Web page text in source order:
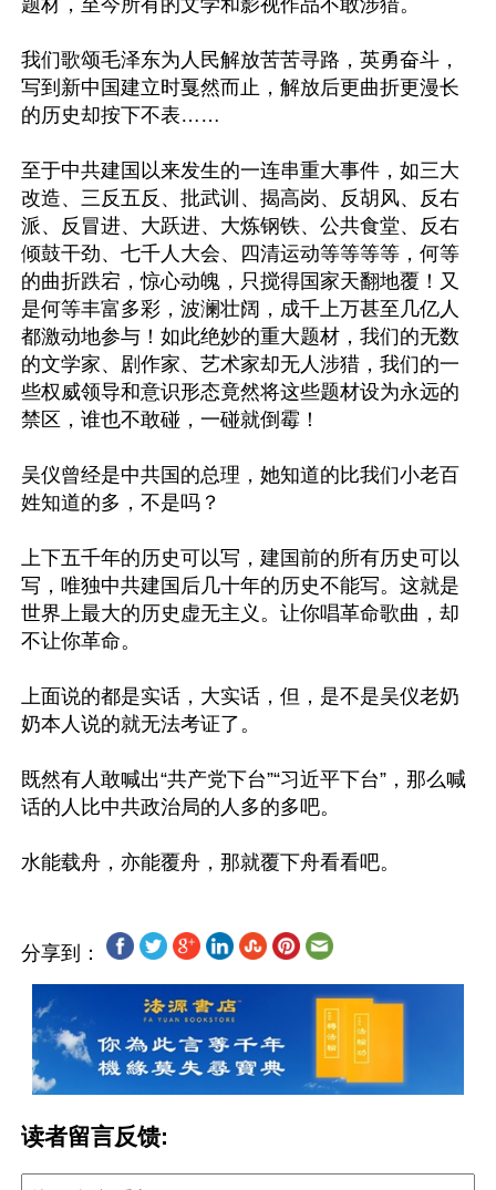
题材，至今所有的文学和影视作品不敢涉猎。
我们歌颂毛泽东为人民解放苦苦寻路，英勇奋斗，
写到新中国建立时戛然而止，解放后更曲折更漫长
的历史却按下不表……
至于中共建国以来发生的一连串重大事件，如三大
改造、三反五反、批武训、揭高岗、反胡风、反右
派、反冒进、大跃进、大炼钢铁、公共食堂、反右
倾鼓干劲、七千人大会、四清运动等等等等，何等
的曲折跌宕，惊心动魄，只搅得国家天翻地覆！又
是何等丰富多彩，波澜壮阔，成千上万甚至几亿人
都激动地参与！如此绝妙的重大题材，我们的无数
的文学家、剧作家、艺术家却无人涉猎，我们的一
些权威领导和意识形态竟然将这些题材设为永远的
禁区，谁也不敢碰，一碰就倒霉！
吴仪曾经是中共国的总理，她知道的比我们小老百
姓知道的多，不是吗？
上下五千年的历史可以写，建国前的所有历史可以
写，唯独中共建国后几十年的历史不能写。这就是
世界上最大的历史虚无主义。让你唱革命歌曲，却
不让你革命。
上面说的都是实话，大实话，但，是不是吴仪老奶
奶本人说的就无法考证了。
既然有人敢喊出“共产党下台”“习近平下台”，那么喊
话的人比中共政治局的人多的多吧。
分享到：
读者留言反馈: